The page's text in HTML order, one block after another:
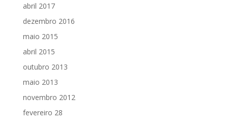
abril 2017
dezembro 2016
maio 2015
abril 2015
outubro 2013
maio 2013
novembro 2012
fevereiro 28